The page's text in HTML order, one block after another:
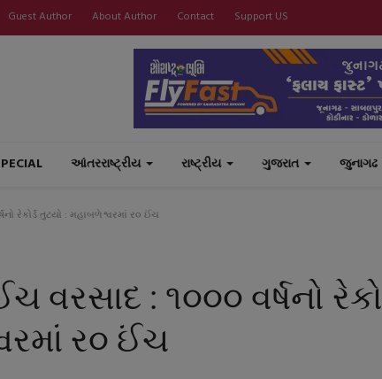
Guest Author About Author Contact Support US
આંતરરાષ્ટ્રીય રાષ્ટ્રીય ગુજરાત જુનાગઢ
રેકોર્ડ તુટયો : મહાબળેશ્વરમાં ર૦ ઈંચ
વરસાદ : ૧૦૦૦ વર્ષનો
ર૦ ઈંચ